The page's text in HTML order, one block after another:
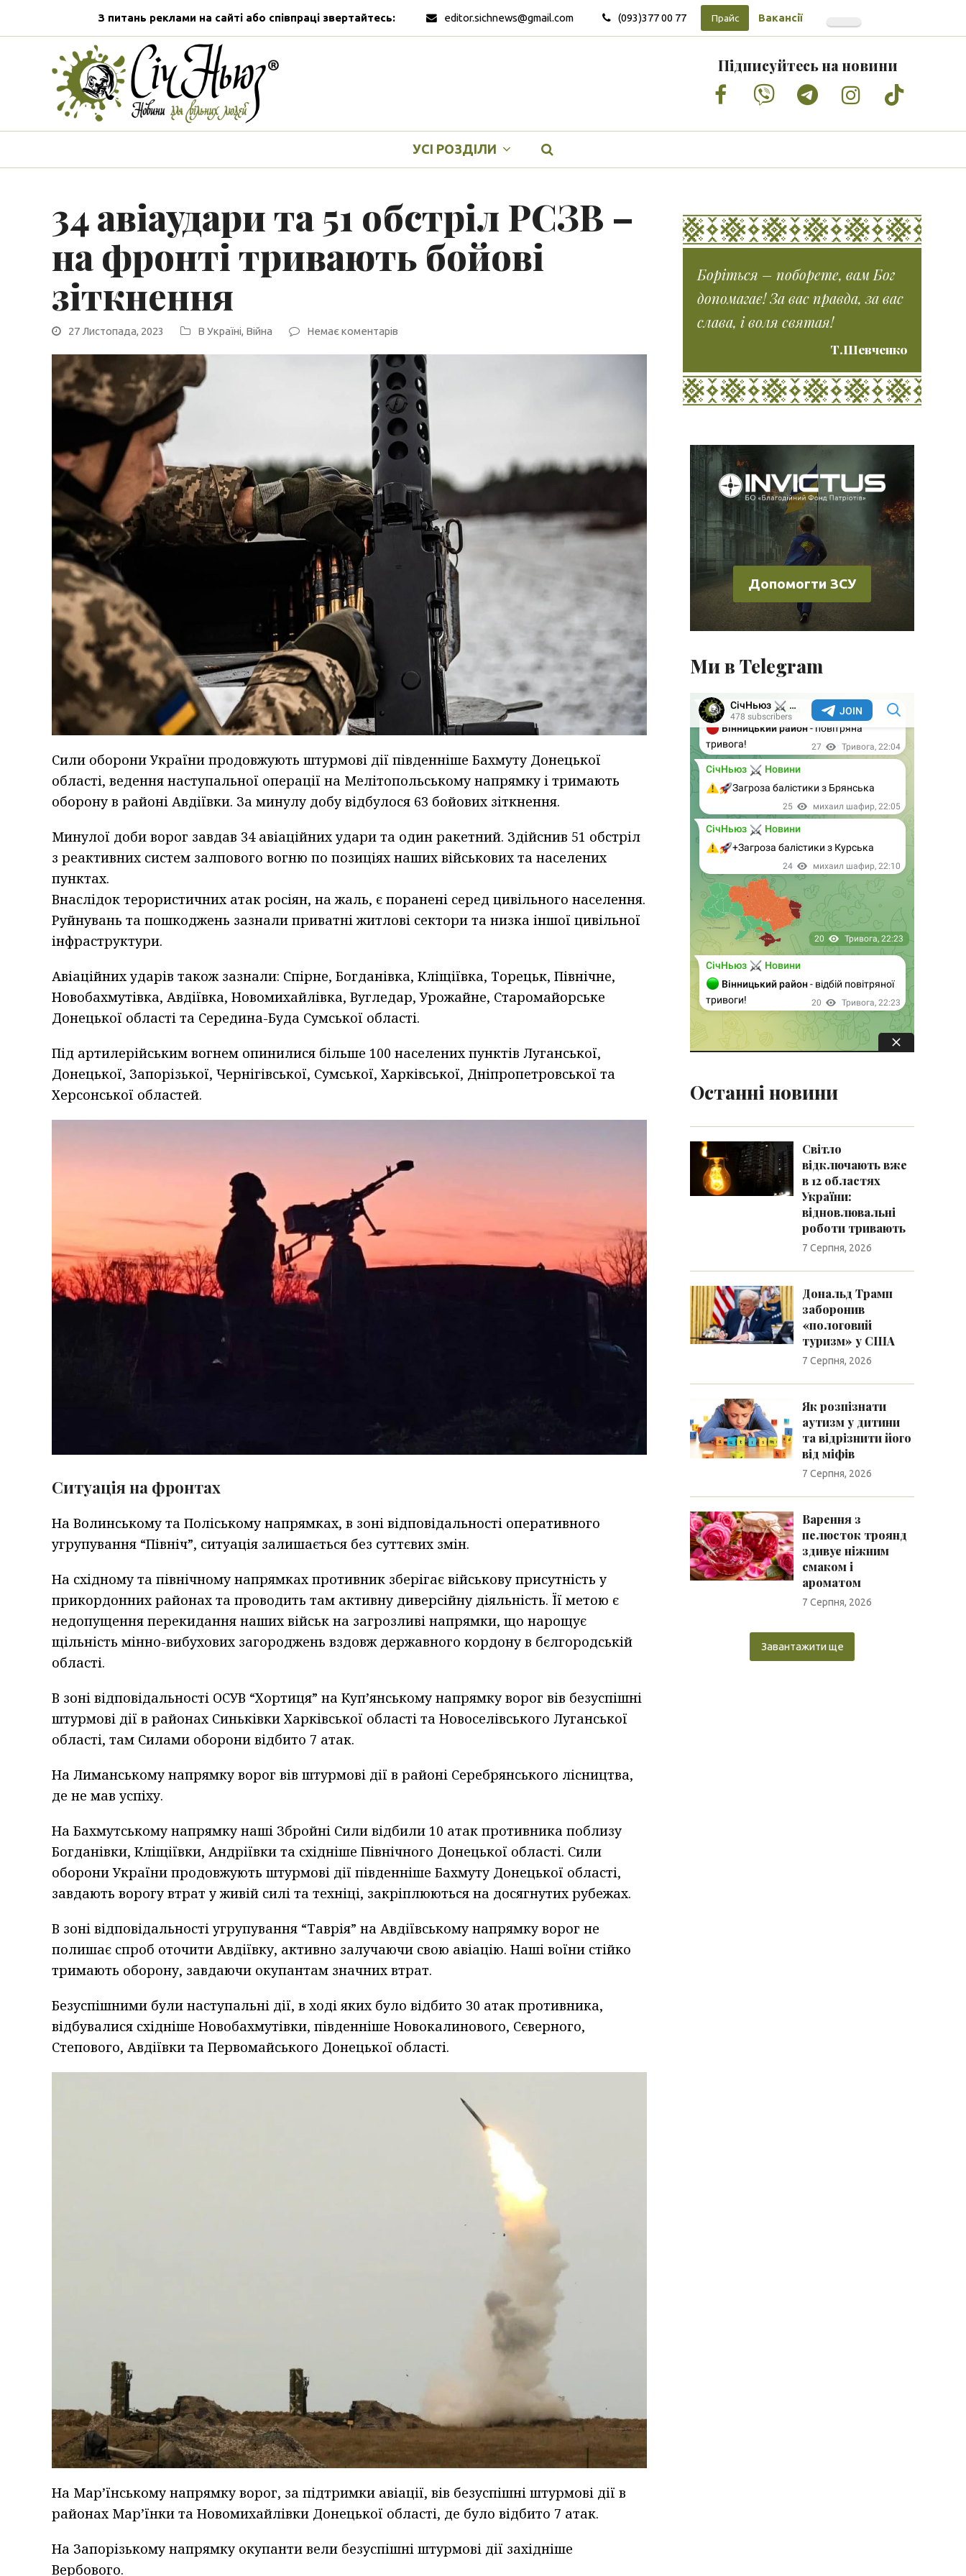
З питань реклами на сайті або співпраці звертайтесь: editor.sichnews@gmail.com (093)377 00 77 Прайс Вакансії
Підписуйтесь на новини
Facebook
VimeoTumblrInstagram
Tiktok
УСІ РОЗДІЛИ
34 авіаудари та 51 обстріл РСЗВ –
на фронті тривають бойові
зіткнення
27 Листопада, 2023 В Україні, Війна Немає коментарів
Сили оборони України продовжують штурмові дії південніше Бахмуту Донецької
області, ведення наступальної операції на Мелітопольському напрямку і тримають
оборону в районі Авдіївки. За минулу добу відбулося 63 бойових зіткнення.
Минулої доби ворог завдав 34 авіаційних удари та один ракетний. Здійснив 51 обстріл
з реактивних систем залпового вогню по позиціях наших військових та населених
пунктах.
Внаслідок терористичних атак росіян, на жаль, є поранені серед цивільного населення.
Руйнувань та пошкоджень зазнали приватні житлові сектори та низка іншої цивільної
інфраструктури.
Авіаційних ударів також зазнали: Спірне, Богданівка, Кліщіївка, Торецьк, Північне,
Новобахмутівка, Авдіївка, Новомихайлівка, Вугледар, Урожайне, Старомайорське
Донецької області та Середина-Буда Сумської області.
Під артилерійським вогнем опинилися більше 100 населених пунктів Луганської,
Донецької, Запорізької, Чернігівської, Сумської, Харківської, Дніпропетровської та
Херсонської областей.
Ситуація на фронтах
На Волинському та Поліському напрямках, в зоні відповідальності оперативного
угрупування “Північ”, ситуація залишається без суттєвих змін.
На східному та північному напрямках противник зберігає військову присутність у
прикордонних районах та проводить там активну диверсійну діяльність. Її метою є
недопущення перекидання наших військ на загрозливі напрямки, що нарощує
щільність мінно-вибухових загороджень вздовж державного кордону в бєлгородській
області.
В зоні відповідальності ОСУВ “Хортиця” на Куп’янському напрямку ворог вів безуспішні
штурмові дії в районах Синьківки Харківської області та Новоселівського Луганської
області, там Силами оборони відбито 7 атак.
На Лиманському напрямку ворог вів штурмові дії в районі Серебрянського лісництва,
де не мав успіху.
На Бахмутському напрямку наші Збройні Сили відбили 10 атак противника поблизу
Богданівки, Кліщіївки, Андріївки та східніше Північного Донецької області. Сили
оборони України продовжують штурмові дії південніше Бахмуту Донецької області,
завдають ворогу втрат у живій силі та техніці, закріплюються на досягнутих рубежах.
В зоні відповідальності угрупування “Таврія” на Авдіївському напрямку ворог не
полишає спроб оточити Авдіївку, активно залучаючи свою авіацію. Наші воїни стійко
тримають оборону, завдаючи окупантам значних втрат.
Безуспішними були наступальні дії, в ході яких було відбито 30 атак противника,
відбувалися східніше Новобахмутівки, південніше Новокалинового, Сєверного,
Степового, Авдіївки та Первомайського Донецької області.
На Мар’їнському напрямку ворог, за підтримки авіації, вів безуспішні штурмові дії в
районах Мар’їнки та Новомихайлівки Донецької області, де було відбито 7 атак.
На Запорізькому напрямку окупанти вели безуспішні штурмові дії західніше
Вербового.
Боріться – поборете, вам Бог
допомагає! За вас правда, за вас
слава, і воля святая!
Т.Шевченко
Допомогти ЗСУ
Ми в Telegram
Останні новини
Світло
відключають вже
в 12 областях
України:
відновлювальні
роботи тривають
7 Серпня, 2026
Дональд Трамп
заборонив
«пологовий
туризм» у США
7 Серпня, 2026
Як розпізнати
аутизм у дитини
та відрізнити його
від міфів
7 Серпня, 2026
Варення з
пелюсток троянд
здивує ніжним
смаком і
ароматом
7 Серпня, 2026
Завантажити ще